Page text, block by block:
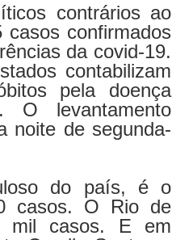
contrários ao
casos confirmados
da covid-19.
contabilizam
pela doença
O levantamento
noite de segunda-
do país, é o
casos. O Rio de
mil casos. E em